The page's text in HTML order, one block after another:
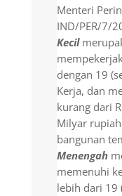
Menteri
IND/PER/7/
Kecil
dengan 19
Kerja, dan
kurang dari
Milyar
bangunan
Menengah
memenuhi
lebih dari 19